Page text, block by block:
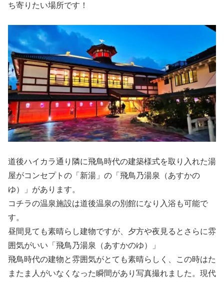
ち寄りたい場所です！
道後ハイカラ通り隣に飛鳥時代の建築様式を取り入れた湯
屋がコンセプトの「新湯」の「飛鳥乃湯泉（あすかの
ゆ）」があります。
コチラの温泉施設は道後温泉の別館になり入浴も可能で
す。
昼間見ても素晴らし建物ですが、夕方や夜見るとさらに雰
囲気がいい「飛鳥乃湯泉（あすかのゆ）」
飛鳥時代の建物と雰囲気がとても素晴らしく、この時はた
またま人がいなくなった瞬間があり写真撮れました。現代